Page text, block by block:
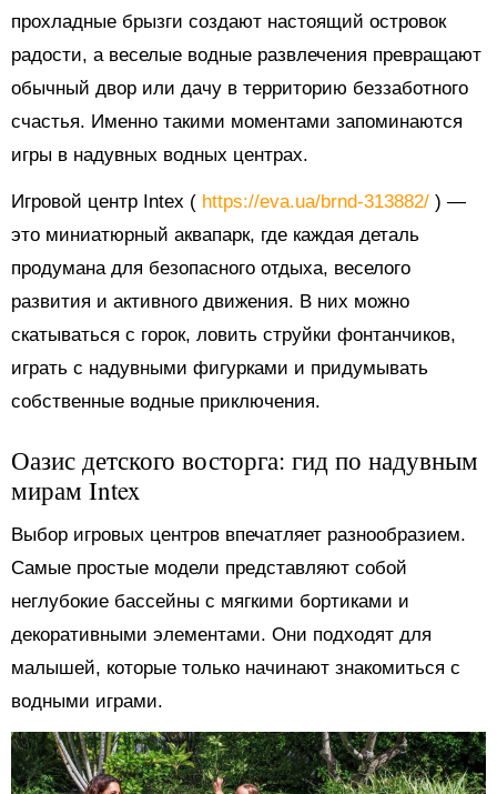
прохладные брызги создают настоящий островок
радости, а веселые водные развлечения превращают
обычный двор или дачу в территорию беззаботного
счастья. Именно такими моментами запоминаются
игры в надувных водных центрах.
Игровой центр Intex ( https://eva.ua/brnd-313882/ ) —
это миниатюрный аквапарк, где каждая деталь
продумана для безопасного отдыха, веселого
развития и активного движения. В них можно
скатываться с горок, ловить струйки фонтанчиков,
играть с надувными фигурками и придумывать
собственные водные приключения.
Оазис детского восторга: гид по надувным
мирам Intex
Выбор игровых центров впечатляет разнообразием.
Самые простые модели представляют собой
неглубокие бассейны с мягкими бортиками и
декоративными элементами. Они подходят для
малышей, которые только начинают знакомиться с
водными играми.